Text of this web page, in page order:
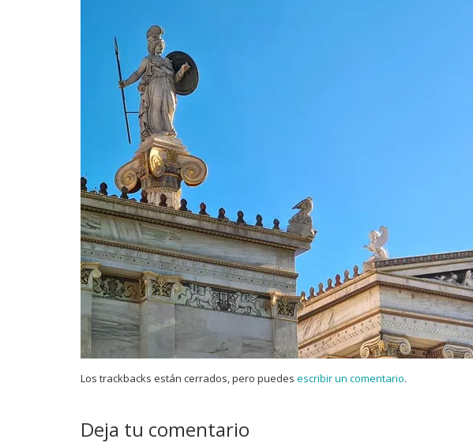
Los trackbacks están cerrados, pero puedes escribir un comentario.
Deja tu comentario